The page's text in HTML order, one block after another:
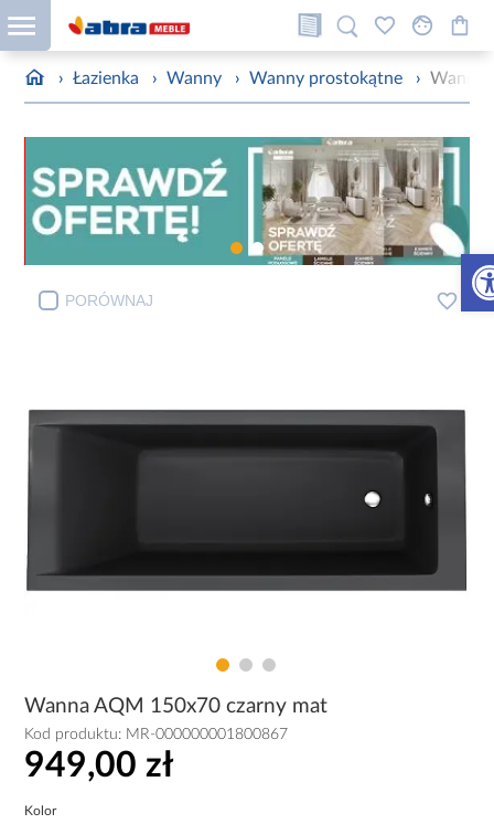
› Łazienka › Wanny › Wanny prostokątne › Wanna
PORÓWNAJ
Wanna AQM 150x70 czarny mat
Kod produktu: MR-000000001800867
949,00 zł
Kolor